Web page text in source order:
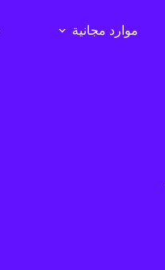
موارد مجانية